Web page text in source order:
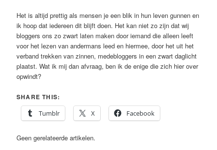
Het is altijd prettig als mensen je een blik in hun leven gunnen en
ik hoop dat iedereen dit blijft doen. Het kan niet zo zijn dat wij
bloggers ons zo zwart laten maken door iemand die alleen leeft
voor het lezen van andermans leed en hiermee, door het uit het
verband trekken van zinnen, medebloggers in een zwart daglicht
plaatst. Wat ik mij dan afvraag, ben ik de enige die zich hier over
opwindt?
SHARE THIS:
Tumblr
X Facebook
Geen gerelateerde artikelen.